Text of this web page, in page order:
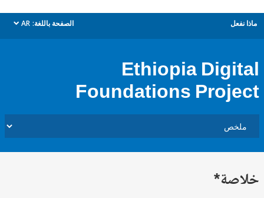
الصفحة باللغة: AR
dropdown
Ethiopia
Foundations